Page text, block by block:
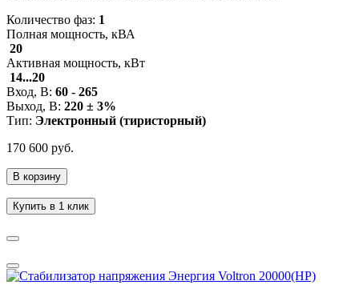
Количество фаз: 1
Полная мощность, кВА
20
Активная мощность, кВт
14...20
Вход, В: 60 - 265
Выход, В: 220 ± 3%
Тип: Электронный (тиристорный)
170 600 руб.
В корзину
Купить в 1 клик